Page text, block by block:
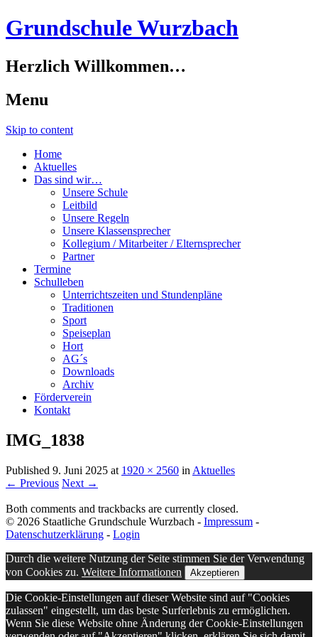
Grundschule Wurzbach
Herzlich Willkommen…
Menu
Skip to content
Home
Aktuelles
Das sind wir…
Unsere Schule
Leitbild
Unsere Regeln
Unsere Klassensprecher
Kollegium / Mitarbeiter / Elternsprecher
Partner
Termine
Schulleben
Unterrichtszeiten und Stundenpläne
Traditionen
Sport
Speiseplan
Hort
AG´s
Downloads
Archiv
Förderverein
Kontakt
IMG_1838
Published 9. Juni 2025 at 1920 × 2560 in Aktuelles
← Previous Next →
Both comments and trackbacks are currently closed.
© 2026 Staatliche Grundschule Wurzbach - Impressum -
Datenschutzerklärung - Login
Durch die weitere Nutzung der Seite stimmen Sie der Verwendung
von Cookies zu. Weitere Informationen Akzeptieren
Die Cookie-Einstellungen auf dieser Website sind auf "Cookies
zulassen" eingestellt, um das beste Surferlebnis zu ermöglichen.
Wenn Sie diese Website ohne Änderung der Cookie-Einstellungen